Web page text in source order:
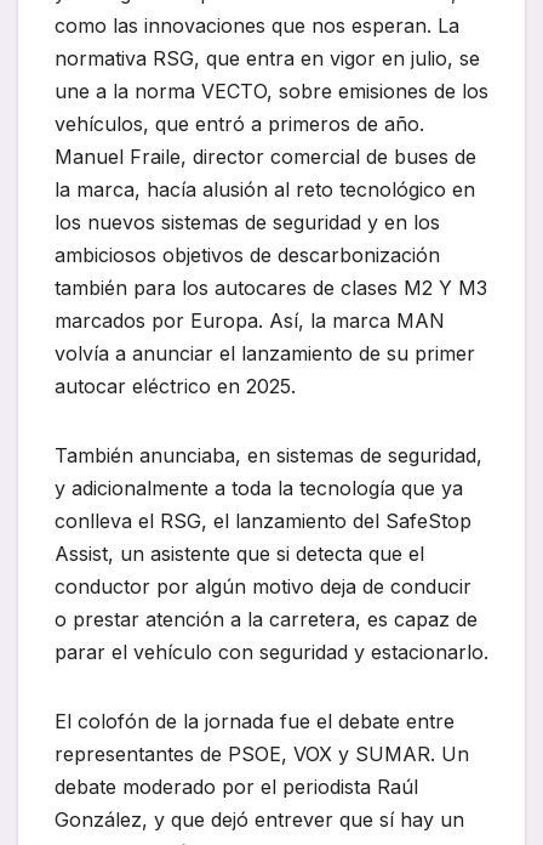
como las innovaciones que nos esperan. La
normativa RSG, que entra en vigor en julio, se
une a la norma VECTO, sobre emisiones de los
vehículos, que entró a primeros de año.
Manuel Fraile, director comercial de buses de
la marca, hacía alusión al reto tecnológico en
los nuevos sistemas de seguridad y en los
ambiciosos objetivos de descarbonización
también para los autocares de clases M2 Y M3
marcados por Europa. Así, la marca MAN
volvía a anunciar el lanzamiento de su primer
autocar eléctrico en 2025.
También anunciaba, en sistemas de seguridad,
y adicionalmente a toda la tecnología que ya
conlleva el RSG, el lanzamiento del SafeStop
Assist, un asistente que si detecta que el
conductor por algún motivo deja de conducir
o prestar atención a la carretera, es capaz de
parar el vehículo con seguridad y estacionarlo.
El colofón de la jornada fue el debate entre
representantes de PSOE, VOX y SUMAR. Un
debate moderado por el periodista Raúl
González, y que dejó entrever que sí hay un